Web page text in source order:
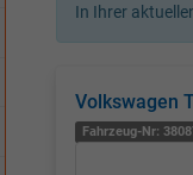
In Ihrer
Volkswagen
Fahrzeug-Nr: